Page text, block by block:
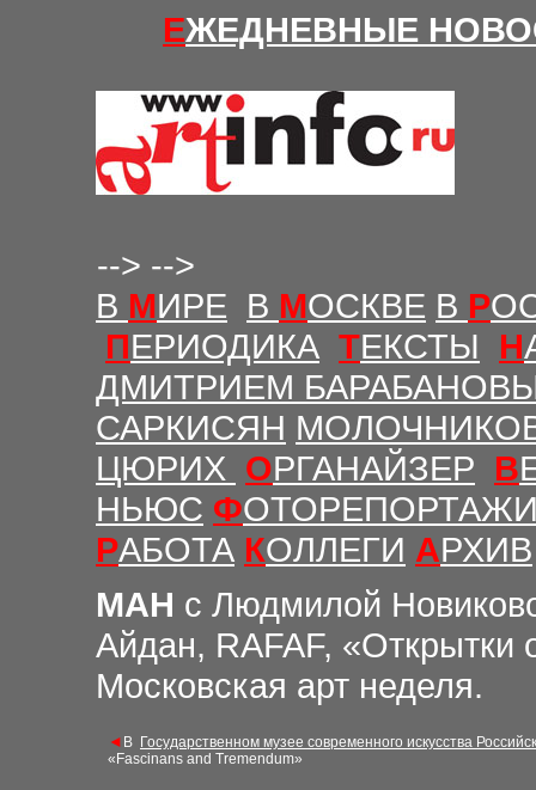
ЕЖЕДНЕВНЫЕ Н
--> -->
В МИРЕ В МОСКВЕ В Р
ПЕРИОДИКА ТЕКСТЫ Н
ДМИТРИЕМ
САРКИСЯН
ЦЮРИХ ОРГАНАЙЗЕР В
НЬЮС Ф
РАБОТА КОЛЛЕГИ АРХИВ
МАН с Людмилой
Айдан, RAFAF, «Открытки
Московская арт неделя.
◄ В Государственном музее современного искусства
«Fascinans and Tremendum»